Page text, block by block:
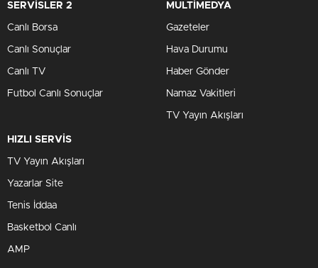
SERVİSLER 2
Canlı Borsa
Canlı Sonuçlar
Canlı TV
Futbol Canlı Sonuçlar
MULTİMEDYA
Gazeteler
Hava Durumu
Haber Gönder
Namaz Vakitleri
TV Yayın Akışları
HIZLI SERVİS
TV Yayın Akışları
Yazarlar Site
Tenis İddaa
Basketbol Canlı
AMP